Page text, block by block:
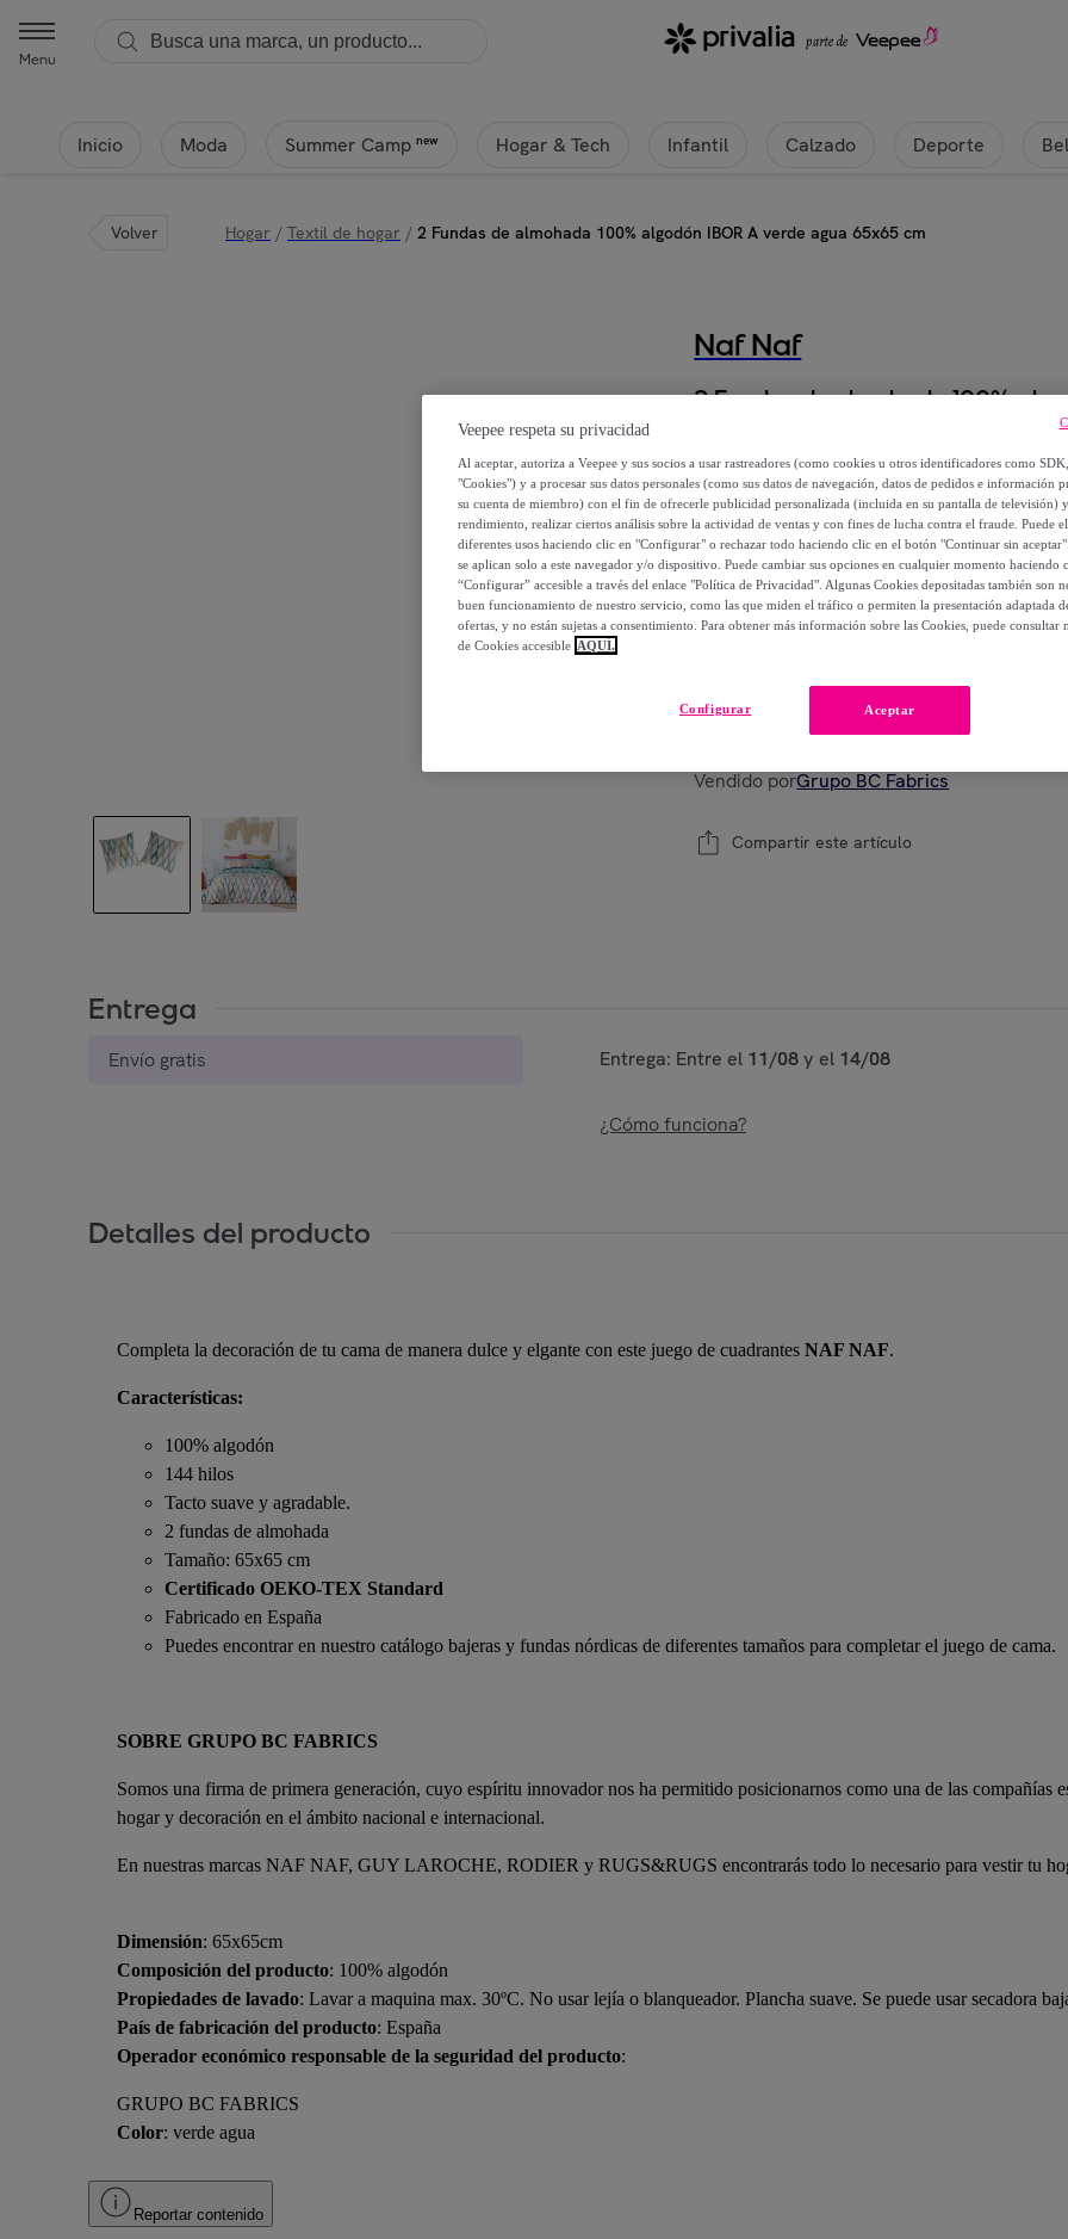
Menu
Inicio Moda Summer Camp new Hogar & Tech Infantil Calzado Deporte
Volver Hogar / Textil de hogar / 2 Fundas de almohada 100% algodón IBOR A verde agua 65x65 cm
Naf Naf
2 Fundas de almohada 100%
9,99 €
35, 00 €
-71%
1 Añadir a la cesta
Vendido porGrupo BC Fabrics
Compartir este artículo
Entrega
Envío gratis Entrega: Entre el 11/08y el 14/08
¿Cómo funciona?
Detalles del producto
Completa la decoración de tu cama de manera dulce y elgante con este juego de cuadrantes NAF NAF.
Características:
100% algodón
144 hilos
Tacto suave y agradable.
2 fundas de almohada
Tamaño: 65x65 cm
Certificado OEKO-TEX Standard
Fabricado en España
Puedes encontrar en nuestro catálogo bajeras y fundas nórdicas de diferentes tamaños para completar el juego de cama.
SOBRE GRUPO BC FABRICS
Somos una firma de primera generación, cuyo espíritu innovador nos ha permitido posicionarnos como una de las compañías
hogar y decoración en el ámbito nacional e internacional.
En nuestras marcas NAF NAF, GUY LAROCHE, RODIER y RUGS&RUGS encontrarás todo lo necesario para vestir tu
Dimensión: 65x65cm
Composición del producto: 100% algodón
Propiedades de lavado: Lavar a maquina max. 30ºC. No usar lejía o blanqueador. Plancha suave. Se puede usar secadora
País de fabricación del producto: España
Operador económico responsable de la seguridad del producto:
GRUPO BC FABRICS
Color: verde agua
Reportar contenido
Veepee respeta su privacidad
Al aceptar, autoriza a Veepee y sus socios a usar rastreadores (como cookies u otros identificadores como
"Cookies") y a procesar sus datos personales (como sus datos de navegación, datos de pedidos e información
su cuenta de miembro) con el fin de ofrecerle publicidad personalizada (incluida en su pantalla de televisión)
rendimiento, realizar ciertos análisis sobre la actividad de ventas y con fines de lucha contra el fraude. Puede
diferentes usos haciendo clic en "Configurar" o rechazar todo haciendo clic en el botón "Continuar sin
se aplican solo a este navegador y/o dispositivo. Puede cambiar sus opciones en cualquier momento haciendo
“Configurar” accesible a través del enlace "Política de Privacidad". Algunas Cookies depositadas también son
buen funcionamiento de nuestro servicio, como las que miden el tráfico o permiten la presentación adaptada
ofertas, y no están sujetas a consentimiento. Para obtener más información sobre las Cookies, puede consultar
de Cookies accesible AQUÍ.
Aceptar
Configurar